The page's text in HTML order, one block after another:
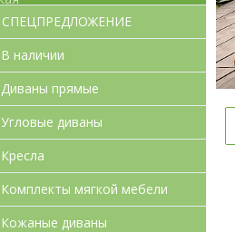
СПЕЦПРЕДЛОЖЕНИЕ
В наличии
Диваны прямые
Угловые диваны
Кресла
Комплекты мягкой мебели
Кожаные диваны